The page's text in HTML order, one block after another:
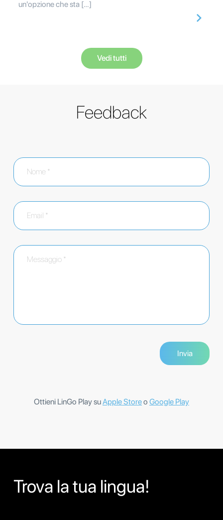
un'opzione che sta […]
Vedi tutti
Feedback
Ottieni LinGo Play suApple Storeo Google Play
Trova la tua lingua!